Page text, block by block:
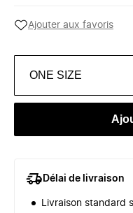
Ajouter aux favoris
ONE SIZE
Délai de livraison
Livraison standard